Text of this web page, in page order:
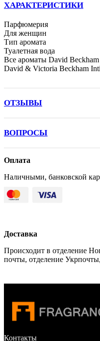
ХАРАКТЕРИСТИКИ
Парфюмерия
Для женщин
Тип аромата
Туалетная вода
Все ароматы David Beckham
David & Victoria Beckham
ОТЗЫВЫ
ВОПРОСЫ
Оплата
Наличными, банковской
Доставка
Происходит в отделение
почты, отделение
Контакты